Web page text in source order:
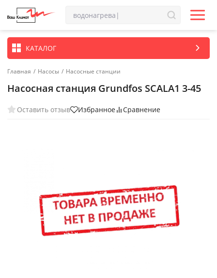
КАТАЛОГ
Главная / Насосы / Насосные станции
Насосная станция Grundfos SCALA1 3-45
Оставить отзыв Избранное Сравнение